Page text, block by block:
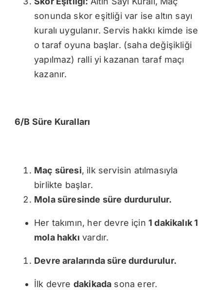
sonunda skor eşitliği var ise altın sayı
kuralı uygulanır. Servis hakkı kimde ise
o taraf oyuna başlar. (saha değişikliği
yapılmaz) ralli yi kazanan taraf maçı
kazanır.
6/B Süre Kuralları
Maç süresi, ilk servisin atılmasıyla
birlikte başlar.
Mola süresinde süre durdurulur.
Her takımın, her devre için1 dakikalık 1
mola hakkı vardır.
Devre aralarında süre durdurulur.
İlk devre dakikada sona erer.